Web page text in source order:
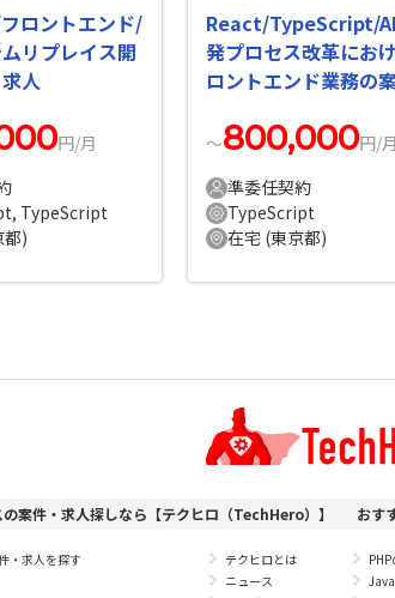
ロントエンド/
リプレイス開
人
円/月
TypeScript
都)
React/TypeScript/
発プロセス改革にお
ロントエンド業務の
〜800,000円/
準委任契約
TypeScript
在宅 (東京都)
案件・求人探しなら【テクヒロ（TechHero）】
・求人を探す
テクヒロとは
ニュース
おす